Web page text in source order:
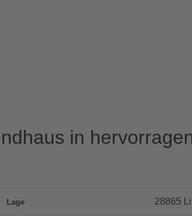
in
Lage 28865